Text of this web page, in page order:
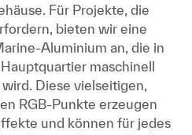
Für Projekte, die
bieten wir eine
Aluminium an, die in
maschinell
Diese vielseitigen,
RGB-Punkte erzeugen
und können für jedes